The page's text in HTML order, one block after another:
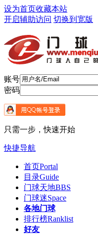
设为首页收藏本站
开启辅助访问 切换到宽版
账号
密码
只需一步，快速开始
快捷导航
首页Portal
目录Guide
门球天地BBS
门球迷Space
各地门球
排行榜Ranklist
好友